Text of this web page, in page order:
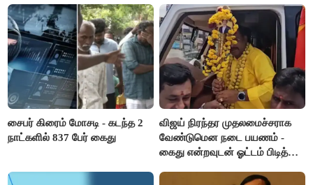
சைபர் கிரைம் மோசடி - கடந்த 2
நாட்களில் 837 பேர் கைது
விஜய் நிரந்தர முதலமைச்சராக
வேண்டுமென நடை பயணம் -
கைது என்றவுடன் ஓட்டம் பிடித்த